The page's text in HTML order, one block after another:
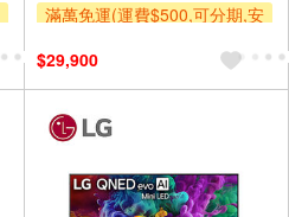
滿萬免運(運費$500,可分期,安
及使用6期以上分期0利率,需付
基本安裝運費)
贈壁掛架
$29,900